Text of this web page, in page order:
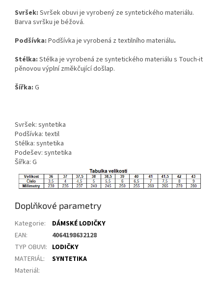
Svršek: Svršek obuvi je vyrobený ze syntetického materiálu.
Barva svršku je béžová.
Podšívka: Podšívka je vyrobená z textilního materiálu.
Stélka: Stélka je vyrobená ze syntetického materiálu s Touch-it
pěnovou výplní změkčující došlap.
Šířka: G
Svršek: syntetika
Podšívka: textil
Stélka: syntetika
Podešev: syntetika
Šířka: G
Doplňkové parametry
Kategorie:
DÁMSKÉ LODIČKY
EAN:
4064198632128
TYP OBUVI: LODIČKY
MATERIÁL:
SYNTETIKA
Materiál: